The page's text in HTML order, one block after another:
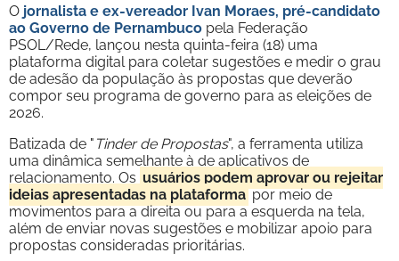
O jornalista e ex-vereador Ivan Moraes, pré-candidato
ao Governo de Pernambuco pela Federação
PSOL/Rede, lançou nesta quinta-feira (18) uma
plataforma digital para coletar sugestões e medir o grau
de adesão da população às propostas que deverão
compor seu programa de governo para as eleições de
2026.
Batizada de " Tinder de Propostas", a ferramenta utiliza
uma dinâmica semelhante à de aplicativos de
relacionamento. Os usuários podem aprovar ou rejeitar
ideias apresentadas na plataformapor meio de
movimentos para a direita ou para a esquerda na tela,
além de enviar novas sugestões e mobilizar apoio para
propostas consideradas prioritárias.